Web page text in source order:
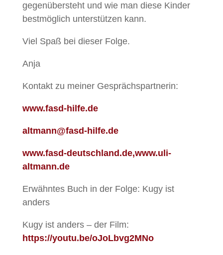
gegenübersteht und wie man diese Kinder
bestmöglich unterstützen kann.
Viel Spaß bei dieser Folge.
Anja
Kontakt zu meiner Gesprächspartnerin:
www.fasd-hilfe.de
altmann@fasd-hilfe.de
www.fasd-deutschland.de,www.uli-
altmann.de
Erwähntes Buch in der Folge: Kugy ist
anders
Kugy ist anders – der Film:
https://youtu.be/oJoLbvg2MNo